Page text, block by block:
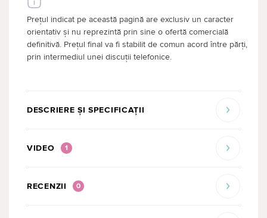
Prețul indicat pe această pagină are exclusiv un caracter
orientativ și nu reprezintă prin sine o ofertă comercială
definitivă. Prețul final va fi stabilit de comun acord între părți,
prin intermediul unei discuții telefonice.
DESCRIERE ȘI SPECIFICAȚII
VIDEO 1
RECENZII 0